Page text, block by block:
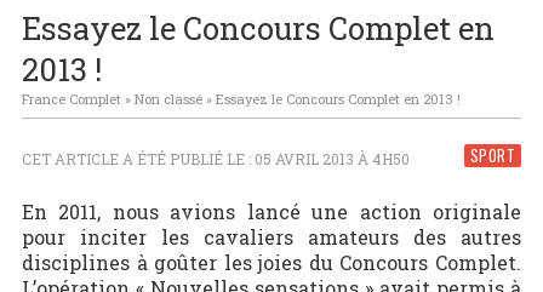
indoor reviennent le 23 Janvier 2027 !
Essayez le Concours Complet en
2013 !
France Complet» Non classé» Essayez le Concours Complet en 2013 !
SPORT
CET ARTICLE A ÉTÉ PUBLIÉ LE : 05 AVRIL 2013 À 4H50
En 2011, nous avions lancé une action originale
pour inciter les cavaliers amateurs des autres
disciplines à goûter les joies du Concours Complet.